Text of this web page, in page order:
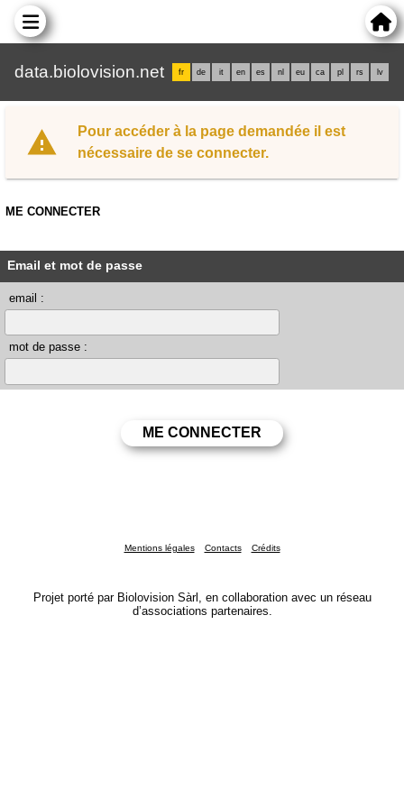
data.biolovision.net fr de it en es nl eu ca pl rs lv
Pour accéder à la page demandée il est
nécessaire de se connecter.
ME CONNECTER
Email et mot de passe
email :
mot de passe :
Mentions légales Contacts Crédits
Projet porté par Biolovision Sàrl, en collaboration avec un réseau
d’associations partenaires.